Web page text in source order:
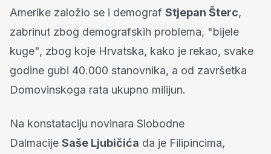
Amerike založio se i demograf Stjepan Šterc,
zabrinut zbog demografskih problema, "bijele
kuge", zbog koje Hrvatska, kako je rekao, svake
godine gubi 40.000 stanovnika, a od završetka
Domovinskoga rata ukupno milijun.
Na konstataciju novinara Slobodne
Dalmacije Saše Ljubičića da je Filipincima,